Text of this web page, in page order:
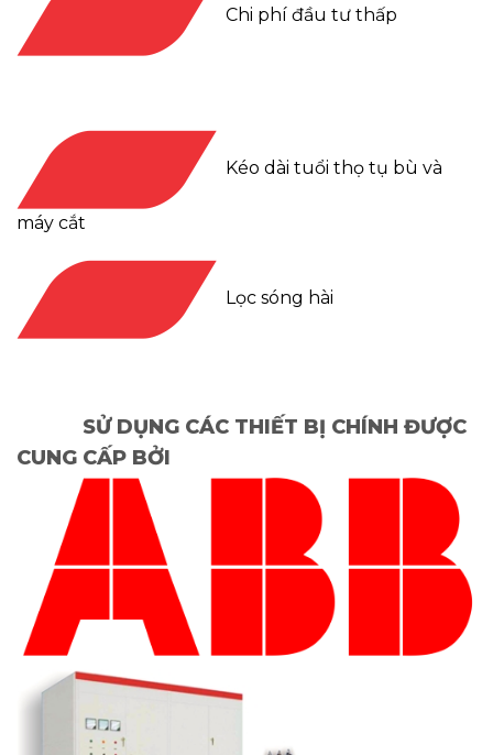
Chi phí đầu tư thấp
Kéo dài tuổi thọ tụ bù và
máy cắt
Lọc sóng hài
SỬ DỤNG CÁC THIẾT BỊ CHÍNH ĐƯỢC
CUNG CẤP BỞI